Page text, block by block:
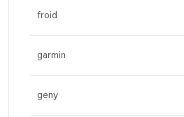
froid
garmin
geny